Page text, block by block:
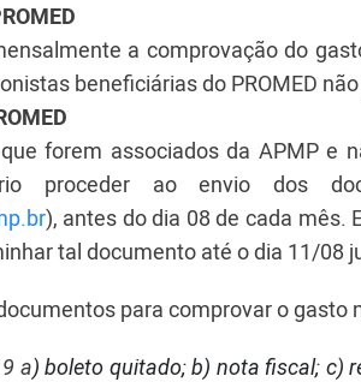
a comprovação do
beneficiárias do PROMED
forem associados da APMP e
proceder ao envio dos
), antes do dia 08 de cada mês.
tal documento até o dia 11/08
para comprovar o gasto
a) boleto quitado; b) nota fiscal; c)